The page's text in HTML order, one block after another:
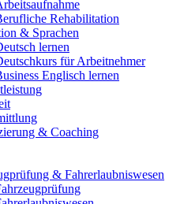
Rehabilitation
& Sprachen
lernen
für Arbeitnehmer
Englisch lernen
& Coaching
& Fahrerlaubniswesen